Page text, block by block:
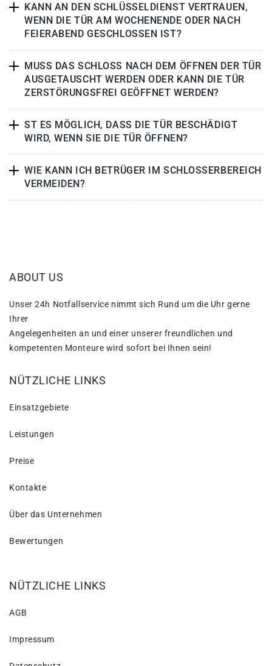
KANN AN DEN SCHLÜSSELDIENST VERTRAUEN,
WENN DIE TÜR AM WOCHENENDE ODER NACH
FEIERABEND GESCHLOSSEN IST?
MUSS DAS SCHLOSS NACH DEM ÖFFNEN DER TÜR
AUSGETAUSCHT WERDEN ODER KANN DIE TÜR
ZERSTÖRUNGSFREI GEÖFFNET WERDEN?
ST ES MÖGLICH, DASS DIE TÜR BESCHÄDIGT
WIRD, WENN SIE DIE TÜR ÖFFNEN?
WIE KANN ICH BETRÜGER IM SCHLOSSERBEREICH
VERMEIDEN?
ABOUT US
Unser 24h Notfallservice nimmt sich Rund um die Uhr gerne
Ihrer
Angelegenheiten an und einer unserer freundlichen und
kompetenten Monteure wird sofort bei Ihnen sein!
NÜTZLICHE LINKS
Einsatzgebiete
Leistungen
Preise
Kontakte
Über das Unternehmen
Bewertungen
NÜTZLICHE LINKS
AGB
Impressum